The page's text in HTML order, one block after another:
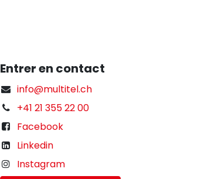
Entrer en contact
info@multitel.ch
+41 21 355 22 00
Facebook
Linkedin
Instagram